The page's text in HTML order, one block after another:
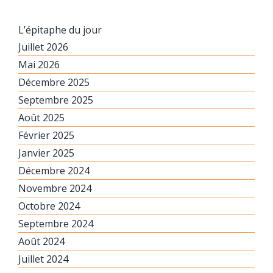
L’épitaphe du jour
Juillet 2026
Mai 2026
Décembre 2025
Septembre 2025
Août 2025
Février 2025
Janvier 2025
Décembre 2024
Novembre 2024
Octobre 2024
Septembre 2024
Août 2024
Juillet 2024